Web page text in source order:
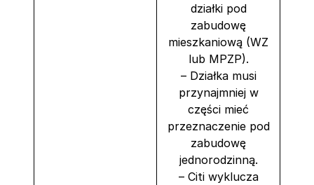
działki pod
zabudowę
mieszkaniową (WZ
lub MPZP).
– Działka musi
przynajmniej w
części mieć
przeznaczenie pod
zabudowę
jednorodzinną.
– Citi wyklucza